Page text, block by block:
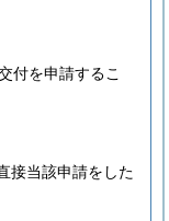
付を申請するこ
接当該申請をした